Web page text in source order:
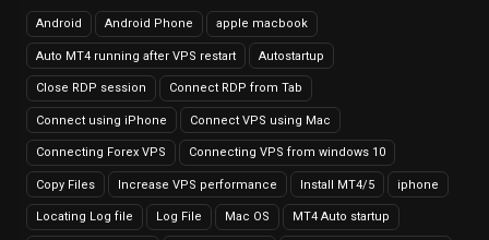
Android Android Phone apple macbook
Auto MT4 running after VPS restart Autostartup
Close RDP session Connect RDP from Tab
Connect using iPhone Connect VPS using Mac
Connecting Forex VPS Connecting VPS from windows 10
Copy Files Increase VPS performance Install MT4/5 iphone
Locating Log file Log File Mac OS MT4 Auto startup